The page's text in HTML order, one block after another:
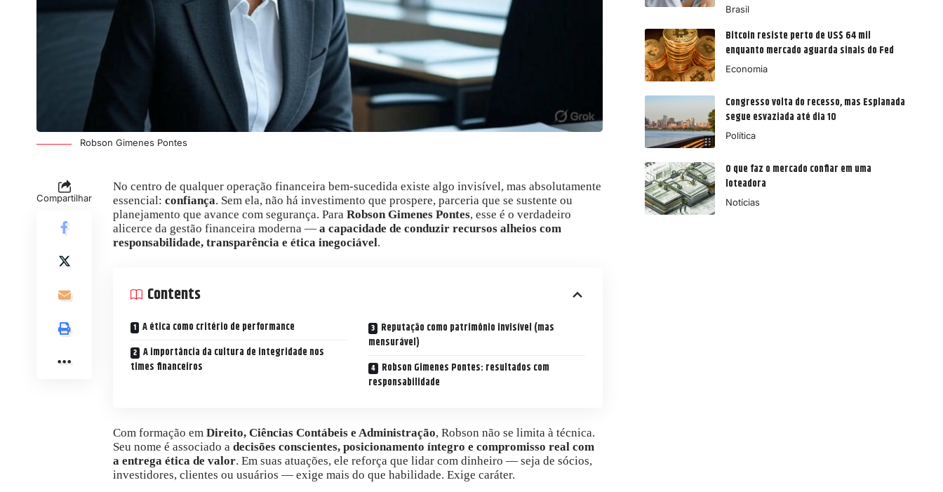
Robson Gimenes Pontes
Compartilhar
No centro de qualquer operação financeira bem-sucedida existe algo invisível, mas absolutamente
essencial: confiança. Sem ela, não há investimento que prospere, parceria que se sustente ou
planejamento que avance com segurança. Para Robson Gimenes Pontes, esse é o verdadeiro
alicerce da gestão financeira moderna — a capacidade de conduzir recursos alheios com
responsabilidade, transparência e ética inegociável.
Contents
A ética como critério de performance
A importância da cultura de integridade nos
times financeiros
Reputação como patrimônio invisível (mas
mensurável)
Robson Gimenes Pontes: resultados com
responsabilidade
Com formação em Direito, Ciências Contábeis e Administração, Robson não se limita à técnica.
Seu nome é associado a decisões conscientes, posicionamento íntegro e compromisso real com
a entrega ética de valor. Em suas atuações, ele reforça que lidar com dinheiro — seja de sócios,
investidores, clientes ou usuários — exige mais do que habilidade. Exige caráter.
Brasil
Bitcoin resiste perto de US$ 64 mil
enquanto mercado aguarda sinais do Fed
Economia
Congresso volta do recesso, mas Esplanada
segue esvaziada até dia 10
Política
O que faz o mercado confiar em uma
loteadora
Notícias